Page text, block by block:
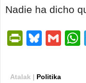
Nadie ha dicho
Atalak | Politika